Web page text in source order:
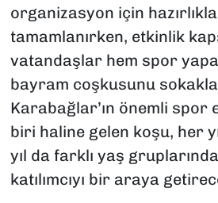
organizasyon için
tamamlanırken, etkinlik
vatandaşlar hem spor
bayram coşkusunu
Karabağlar’ın önemli spor
biri haline gelen koşu, her
yıl da farklı yaş
katılımcıyı bir araya